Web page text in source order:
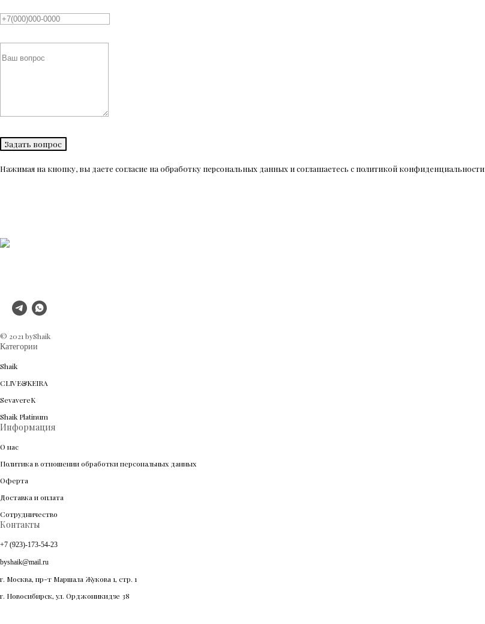
Задать вопрос
Нажимая на кнопку, вы даете согласие на обработку персональных данных и соглашаетесь c политикой конфиденциальности
© 2021 byShaik
Категории
Shaik
CLIVE&KEIRA
SevavereK
Shaik Platinum
Информация
О нас
Политика в отношении обработки персональных данных
Оферта
Доставка и оплата
Сотрудничество
Контакты
+7 (923)-173-54-23
byshaik@mail.ru
г. Москва, пр-т Маршала Жукова 1, стр. 1
г. Новосибирск, ул. Орджоникидзе 38